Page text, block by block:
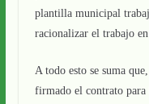
plantilla municipal
racionalizar el trabajo
A todo esto se suma
firmado el contrato para